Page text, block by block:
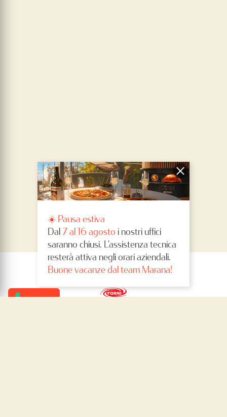
☀️ Pausa estiva
Dal 7 al 16 agosto i nostri uffici
saranno chiusi. L'assistenza tecnica
resterà attiva negli orari aziendali.
Buone vacanze dal team Marana!